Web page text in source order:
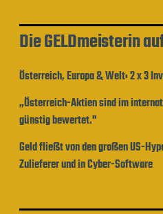
Die GELDmeisterin
Österreich, Europa & Welt: 2 x 3
„Österreich-Aktien sind im
günstig bewertet."
Geld fließt von den großen US-
Zulieferer und in Cyber-Software